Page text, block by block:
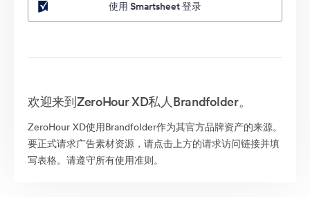
使用 Smartsheet 登录
欢迎来到ZeroHour XD私人Brandfolder。
ZeroHour XD使用Brandfolder作为其官方品牌资产的来源。
要正式请求广告素材资源，请点击上方的请求访问链接并填
写表格。请遵守所有使用准则。